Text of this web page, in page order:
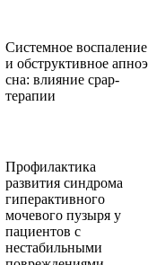
Системное воспаление
и обструктивное апноэ
сна: влияние срар-
терапии
Профилактика
развития синдрома
гиперактивного
мочевого пузыря у
пациентов с
нестабильными